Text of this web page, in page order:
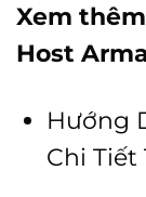
Xem
Host
Hướng
Chi